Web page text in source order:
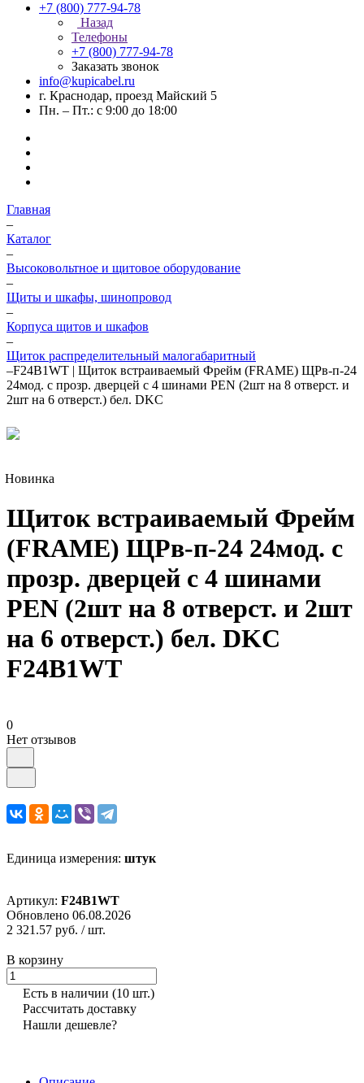
+7 (800) 777-94-78
Назад
Телефоны
+7 (800) 777-94-78
Заказать звонок
info@kupicabel.ru
г. Краснодар, проезд Майский 5
Пн. – Пт.: с 9:00 до 18:00
Главная
–
Каталог
–
Высоковольтное и щитовое оборудование
–
Щиты и шкафы, шинопровод
–
Корпуса щитов и шкафов
–
Щиток распределительный малогабаритный
–F24B1WT | Щиток встраиваемый Фрейм (FRAME) ЩРв-п-24
24мод. с прозр. дверцей с 4 шинами PEN (2шт на 8 отверст. и
2шт на 6 отверст.) бел. DKC
Новинка
Щиток встраиваемый Фрейм
(FRAME) ЩРв-п-24 24мод. с
прозр. дверцей с 4 шинами
PEN (2шт на 8 отверст. и 2шт
на 6 отверст.) бел. DKC
F24B1WT
0
Нет отзывов
Единица измерения: штук
Артикул: F24B1WT
Обновлено 06.08.2026
2 321.57 руб. / шт.
В корзину
Есть в наличии (10 шт.)
Рассчитать доставку
Нашли дешевле?